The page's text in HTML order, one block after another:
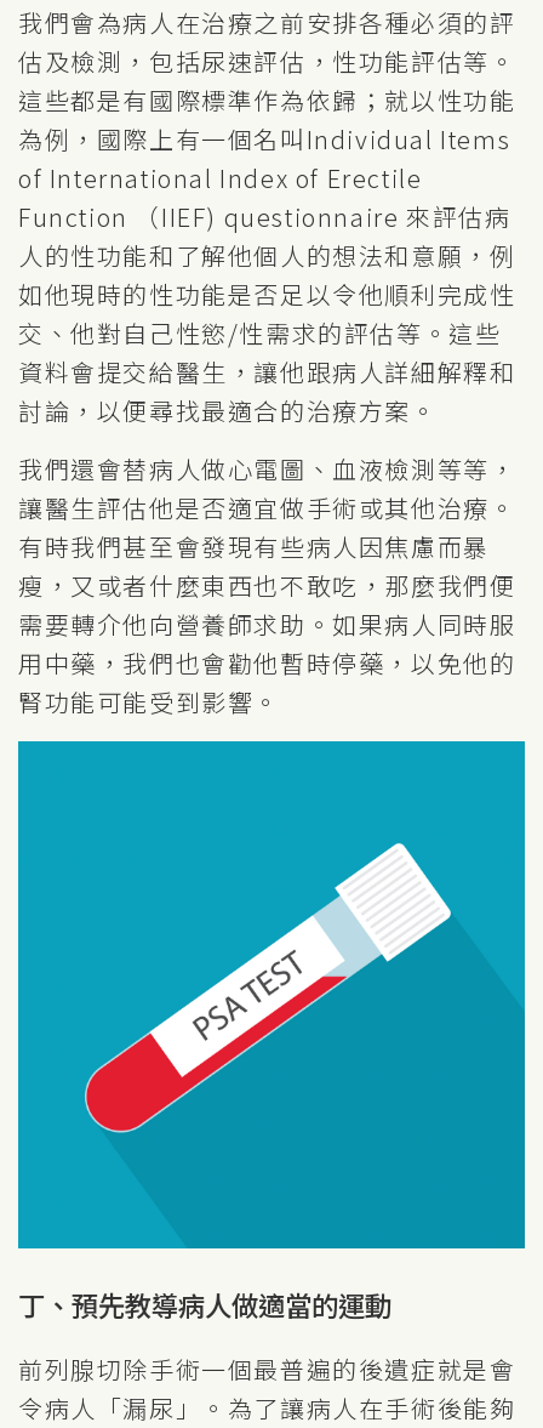
我們會為病人在治療之前安排各種必須的評
估及檢測，包括尿速評估，性功能評估等。
這些都是有國際標準作為依歸；就以性功能
為例，國際上有一個名叫Individual Items
of International Index of Erectile
Function （IIEF) questionnaire 來評估病
人的性功能和了解他個人的想法和意願，例
如他現時的性功能是否足以令他順利完成性
交、他對自己性慾/性需求的評估等。這些
資料會提交給醫生，讓他跟病人詳細解釋和
討論，以便尋找最適合的治療方案。
我們還會替病人做心電圖、血液檢測等等，
讓醫生評估他是否適宜做手術或其他治療。
有時我們甚至會發現有些病人因焦慮而暴
瘦，又或者什麼東西也不敢吃，那麼我們便
需要轉介他向營養師求助。如果病人同時服
用中藥，我們也會勸他暫時停藥，以免他的
腎功能可能受到影響。
丁、預先教導病人做適當的運動
前列腺切除手術一個最普遍的後遺症就是會
令病人「漏尿」。為了讓病人在手術後能夠